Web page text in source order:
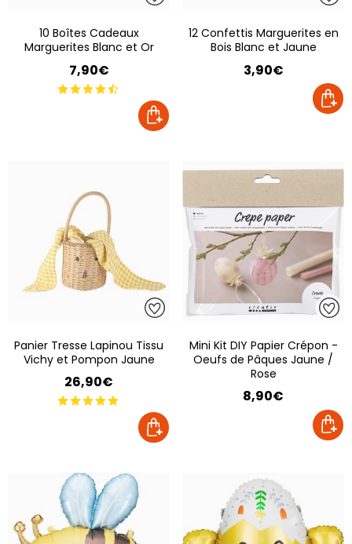
10 Boîtes Cadeaux
Marguerites Blanc et Or
7,90€
12 Confettis Marguerites en
Bois Blanc et Jaune
3,90€
Panier Tresse Lapinou Tissu
Vichy et Pompon Jaune
26,90€
Mini Kit DIY Papier Crépon -
Oeufs de Pâques Jaune /
Rose
8,90€